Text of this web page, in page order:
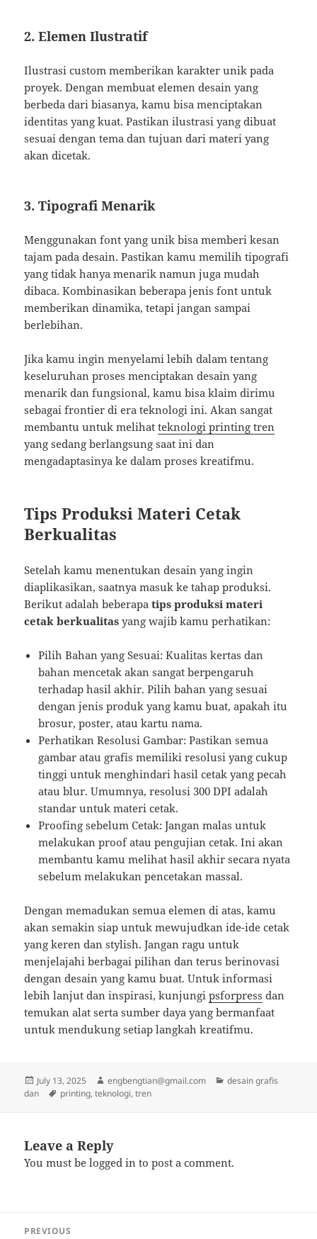
2. Elemen Ilustratif
Ilustrasi custom memberikan karakter unik pada
proyek. Dengan membuat elemen desain yang
berbeda dari biasanya, kamu bisa menciptakan
identitas yang kuat. Pastikan ilustrasi yang dibuat
sesuai dengan tema dan tujuan dari materi yang
akan dicetak.
3. Tipografi Menarik
Menggunakan font yang unik bisa memberi kesan
tajam pada desain. Pastikan kamu memilih tipografi
yang tidak hanya menarik namun juga mudah
dibaca. Kombinasikan beberapa jenis font untuk
memberikan dinamika, tetapi jangan sampai
berlebihan.
Jika kamu ingin menyelami lebih dalam tentang
keseluruhan proses menciptakan desain yang
menarik dan fungsional, kamu bisa klaim dirimu
sebagai frontier di era teknologi ini. Akan sangat
membantu untuk melihatteknologi printing tren
yang sedang berlangsung saat ini dan
mengadaptasinya ke dalam proses kreatifmu.
Tips Produksi Materi Cetak
Berkualitas
Setelah kamu menentukan desain yang ingin
diaplikasikan, saatnya masuk ke tahap produksi.
Berikut adalah beberapatips produksi materi
cetak berkualitas yang wajib kamu perhatikan:
Pilih Bahan yang Sesuai: Kualitas kertas dan
bahan mencetak akan sangat berpengaruh
terhadap hasil akhir. Pilih bahan yang sesuai
dengan jenis produk yang kamu buat, apakah itu
brosur, poster, atau kartu nama.
Perhatikan Resolusi Gambar: Pastikan semua
gambar atau grafis memiliki resolusi yang cukup
tinggi untuk menghindari hasil cetak yang pecah
atau blur. Umumnya, resolusi 300 DPI adalah
standar untuk materi cetak.
Proofing sebelum Cetak: Jangan malas untuk
melakukan proof atau pengujian cetak. Ini akan
membantu kamu melihat hasil akhir secara nyata
sebelum melakukan pencetakan massal.
Dengan memadukan semua elemen di atas, kamu
akan semakin siap untuk mewujudkan ide-ide cetak
yang keren dan stylish. Jangan ragu untuk
menjelajahi berbagai pilihan dan terus berinovasi
dengan desain yang kamu buat. Untuk informasi
lebih lanjut dan inspirasi, kunjungipsforpress dan
temukan alat serta sumber daya yang bermanfaat
untuk mendukung setiap langkah kreatifmu.
Posted
on
July 13, 2025 Author
engbengtian@gmail.com Categories
desain grafis
dan
Tags
printing,teknologi,tren
Leave a Reply
You must belogged in to post a comment.
PREVIOUS